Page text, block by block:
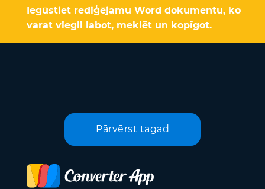
Iegūstiet rediģējamu Word dokumentu, ko
varat viegli labot, meklēt un kopīgot.
Pārvērst tagad